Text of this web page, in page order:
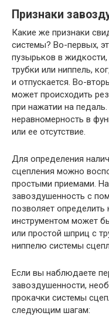
Признаки
Какие же признаки
системы? Во-первых,
пузырьков в
трубки или ниппель,
и отпускается. Во-
может происходить
при нажатии на
неравномерность в
или ее отсутствие.
Для определения
сцепления можно
простыми приемами.
завоздушенность с
позволяет определить
инструментом может
или простой шприц с
ниппелю системы
Если вы наблюдаете
завоздушенности,
прокачки системы
следующим шагам: